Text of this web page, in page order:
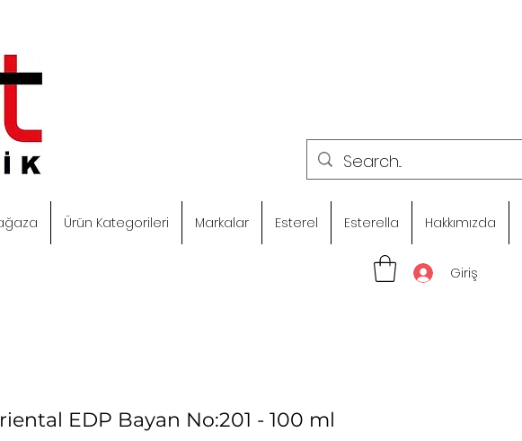
Ürün Kategorileri Markalar Esterel Esterella Hakkımızda
Giriş
EDP Bayan No:201 - 100 ml